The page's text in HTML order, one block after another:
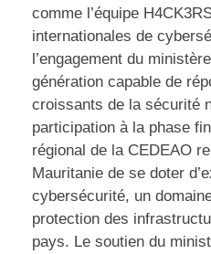
comme l’équipe
internationales de
l’engagement du
génération capable de
croissants de la sécurité
participation à la phase
régional de la CEDEAO
Mauritanie de se doter
cybersécurité, un
protection des
pays. Le soutien du